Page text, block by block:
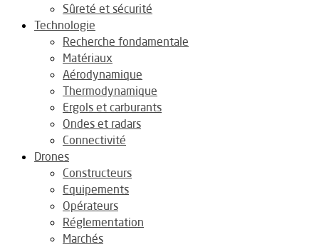
Sûreté et sécurité
Technologie
Recherche fondamentale
Matériaux
Aérodynamique
Thermodynamique
Ergols et carburants
Ondes et radars
Connectivité
Drones
Constructeurs
Equipements
Opérateurs
Réglementation
Marchés